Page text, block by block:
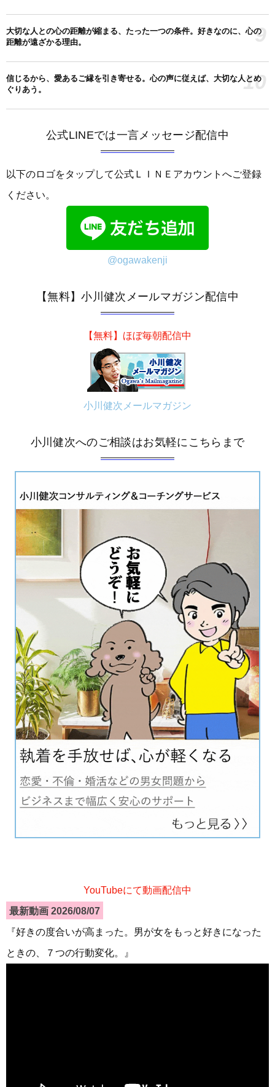
大切な人との心の距離が縮まる、たった一つの条件。好きなのに、心の
距離が遠ざかる理由。
9
信じるから、愛あるご縁を引き寄せる。心の声に従えば、大切な人とめ
ぐりあう。
10
公式LINEでは一言メッセージ配信中
以下のロゴをタップして公式ＬＩＮＥアカウントへご登録
ください。
@ogawakenji
【無料】小川健次メールマガジン配信中
【無料】ほぼ毎朝配信中
小川健次メールマガジン
小川健次へのご相談はお気軽にこちらまで
YouTubeにて動画配信中
最新動画 2026/08/07
『好きの度合いが高まった。男が女をもっと好きになった
ときの、７つの行動変化。』